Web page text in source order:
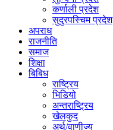
कर्णाली प्रदेश
सुदुरपस्चिम प्रदेश
अपराध
राजनीति
समाज
शिक्षा
बिबिध
राष्ट्रिय
भिडियो
अन्तराष्ट्रिय
खेलकुद
अर्थ/वाणीज्य